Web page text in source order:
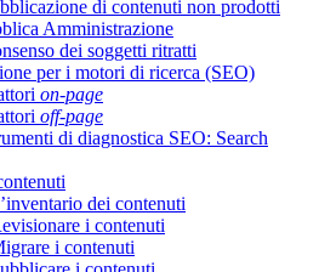
di contenuti non prodotti
Amministrazione
dei soggetti ritratti
per i motori di ricerca (SEO)
on-page
off-page
di diagnostica SEO: Search
dei contenuti
i contenuti
i contenuti